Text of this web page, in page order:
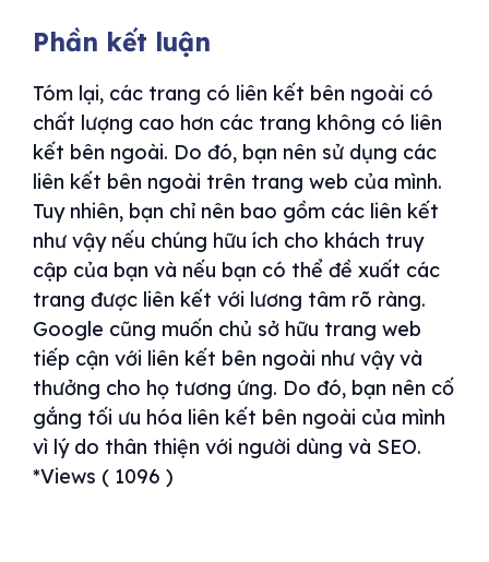
Phần kết luận
Tóm lại, các trang có liên kết bên ngoài có
chất lượng cao hơn các trang không có liên
kết bên ngoài. Do đó, bạn nên sử dụng các
liên kết bên ngoài trên trang web của mình.
Tuy nhiên, bạn chỉ nên bao gồm các liên kết
như vậy nếu chúng hữu ích cho khách truy
cập của bạn và nếu bạn có thể đề xuất các
trang được liên kết với lương tâm rõ ràng.
Google cũng muốn chủ sở hữu trang web
tiếp cận với liên kết bên ngoài như vậy và
thưởng cho họ tương ứng. Do đó, bạn nên cố
gắng tối ưu hóa liên kết bên ngoài của mình
vì lý do thân thiện với người dùng và SEO.
*Views ( 1096 )